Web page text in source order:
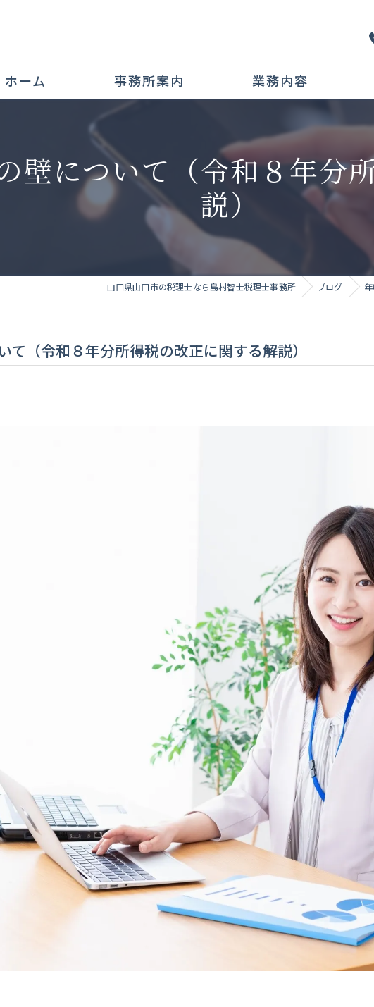
ホーム 事務所案内 業務内容
当事務所の特徴
事業承継相談
金融機関対応
税務代理
壁について（令和８年分
説）
山口県山口市の税理士なら島村智士税理士事務所 ブログ
て（令和８年分所得税の改正に関する解説）